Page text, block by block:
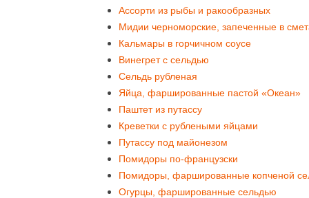
Ассорти из рыбы и ракообразных
Мидии черноморские, запеченные в
Кальмары в горчичном соусе
Винегрет с сельдью
Сельдь рубленая
Яйца, фаршированные пастой «Океан»
Паштет из путассу
Креветки с рублеными яйцами
Путассу под майонезом
Помидоры по-французски
Помидоры, фаршированные копченой
Огурцы, фаршированные сельдью